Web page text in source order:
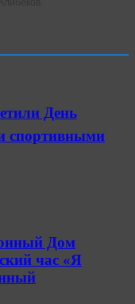
День
спортивными
Дом
час «Я